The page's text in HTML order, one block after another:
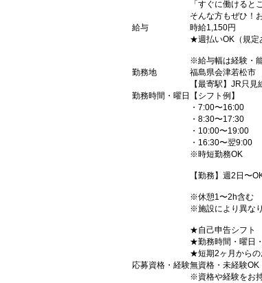
「すぐに働けると
そんな方もぜひ！
給与
時給1,150円
★週払いOK（規定
※給与幅は経験・
勤務地
福島県会津若松市
【最寄駅】JR只
勤務時間・曜日
【シフト例】
・7:00〜16:00
・8:30〜17:30
・10:00〜19:00
・16:30〜翌9:00
※時短勤務OK
【勤務】週2日〜
※休憩1〜2h含む
※施設により異な
★自己申告シフト
★勤務時間・曜日
★短期2ヶ月からの
応募資格・経験無資格・未経験OK
※資格や経験をお